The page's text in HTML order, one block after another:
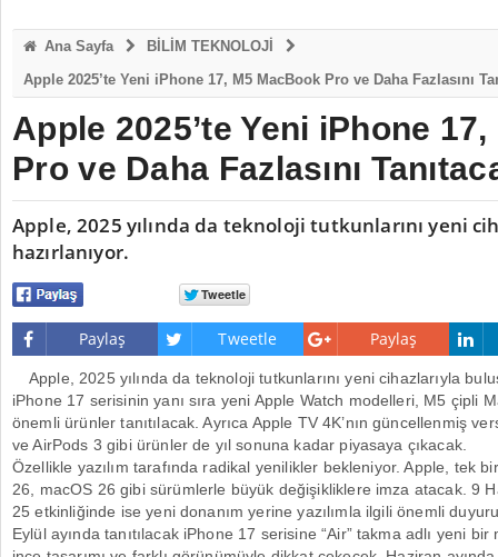
Ana Sayfa
BİLİM TEKNOLOJİ
Apple 2025’te Yeni iPhone 17, M5 MacBook Pro ve Daha Fazlasını
Apple 2025’te Yeni iPhone
Pro ve Daha Fazlasını
Apple, 2025 yılında da teknoloji tutkunlarını yeni
hazırlanıyor.
Paylaş Tweetle Paylaş
Apple, 2025 yılında da teknoloji tutkunlarını yeni cihazlarıyla
iPhone 17 serisinin yanı sıra yeni Apple Watch modelleri, M5 çipli
önemli ürünler tanıtılacak. Ayrıca Apple TV 4K’nın güncellenmiş
ve AirPods 3 gibi ürünler de yıl sonuna kadar piyasaya çıkacak.
Özellikle yazılım tarafında radikal yenilikler bekleniyor. Apple, tek
26, macOS 26 gibi sürümlerle büyük değişikliklere imza atacak. 9
25 etkinliğinde ise yeni donanım yerine yazılımla ilgili önemli
Eylül ayında tanıtılacak iPhone 17 serisine “Air” takma adlı yeni